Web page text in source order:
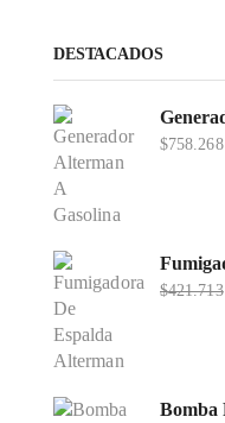
DESTACADOS
$758.268
$421.713